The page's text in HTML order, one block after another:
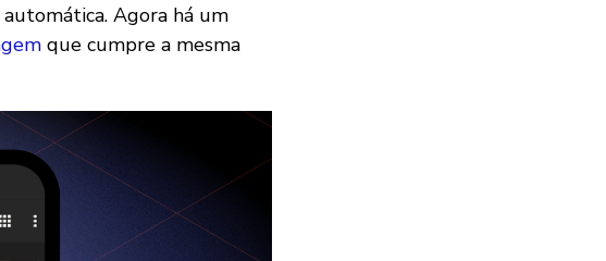
Agora há um
que cumpre a mesma